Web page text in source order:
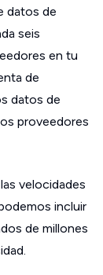
datos de
seis
en tu
de
datos de
proveedores
velocidades
incluir
de millones